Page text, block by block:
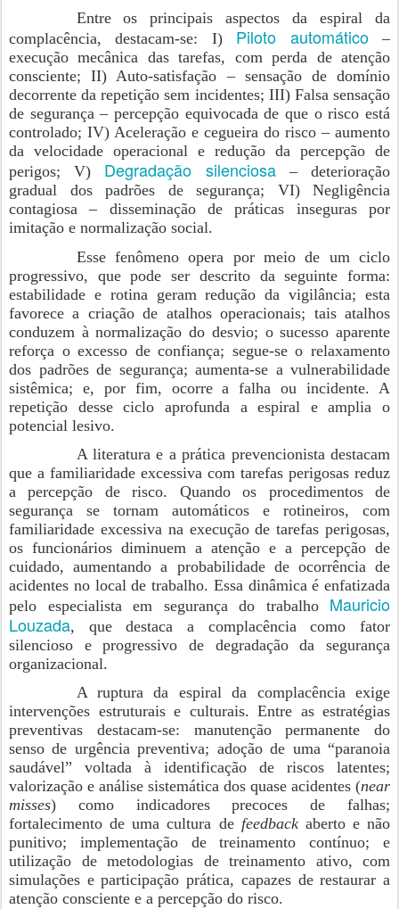
Entre os principais aspectos da espiral da
complacência, destacam-se: I) Piloto automático–
execução mecânica das tarefas, com perda de atenção
consciente; II) Auto-satisfação – sensação de domínio
decorrente da repetição sem incidentes; III) Falsa sensação
de segurança – percepção equivocada de que o risco está
controlado; IV) Aceleração e cegueira do risco – aumento
da velocidade operacional e redução da percepção de
perigos; V) Degradação silenciosa– deterioração
gradual dos padrões de segurança; VI) Negligência
contagiosa – disseminação de práticas inseguras por
imitação e normalização social.
Esse fenômeno opera por meio de um ciclo
progressivo, que pode ser descrito da seguinte forma:
estabilidade e rotina geram redução da vigilância; esta
favorece a criação de atalhos operacionais; tais atalhos
conduzem à normalização do desvio; o sucesso aparente
reforça o excesso de confiança; segue-se o relaxamento
dos padrões de segurança; aumenta-se a vulnerabilidade
sistêmica; e, por fim, ocorre a falha ou incidente. A
repetição desse ciclo aprofunda a espiral e amplia o
potencial lesivo.
A literatura e a prática prevencionista destacam
que a familiaridade excessiva com tarefas perigosas reduz
a percepção de risco. Quando os procedimentos de
segurança se tornam automáticos e rotineiros, com
familiaridade excessiva na execução de tarefas perigosas,
os funcionários diminuem a atenção e a percepção de
cuidado, aumentando a probabilidade de ocorrência de
acidentes no local de trabalho. Essa dinâmica é enfatizada
pelo especialista em segurança do trabalho Mauricio
Louzada, que destaca a complacência como fator
silencioso e progressivo de degradação da segurança
organizacional.
A ruptura da espiral da complacência exige
intervenções estruturais e culturais. Entre as estratégias
preventivas destacam-se: manutenção permanente do
senso de urgência preventiva; adoção de uma “paranoia
saudável” voltada à identificação de riscos latentes;
valorização e análise sistemática dos quase acidentes (near
misses) como indicadores precoces de falhas;
fortalecimento de uma cultura de feedbackaberto e não
punitivo; implementação de treinamento contínuo; e
utilização de metodologias de treinamento ativo, com
simulações e participação prática, capazes de restaurar a
atenção consciente e a percepção do risco.